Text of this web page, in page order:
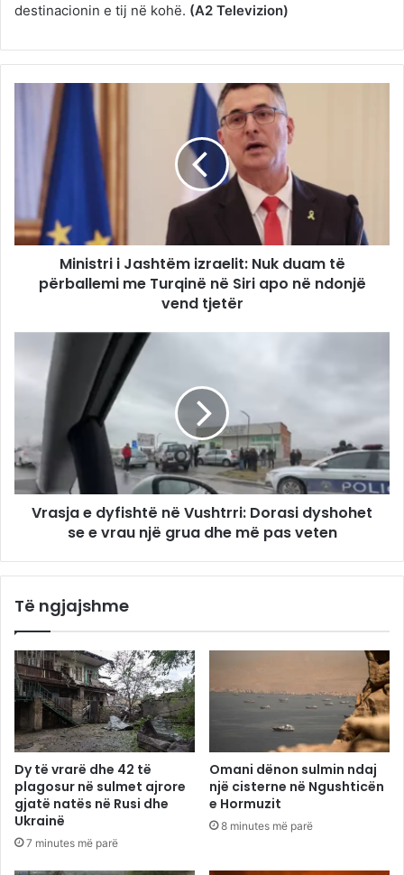
destinacionin e tij në kohë. (A2 Televizion)
Ministri i Jashtëm izraelit: Nuk duam të
përballemi me Turqinë në Siri apo në ndonjë
vend tjetër
Vrasja e dyfishtë në Vushtrri: Dorasi dyshohet
se e vrau një grua dhe më pas veten
Të ngjajshme
Dy të vrarë dhe 42 të
plagosur në sulmet ajrore
gjatë natës në Rusi dhe
Ukrainë
7 minutes më parë
Omani dënon sulmin ndaj
një cisterne në Ngushticën
e Hormuzit
8 minutes më parë